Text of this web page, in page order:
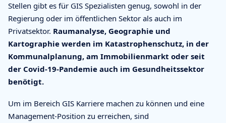
Stellen gibt es für GIS Spezialisten genug, sowohl in der
Regierung oder im öffentlichen Sektor als auch im
Privatsektor. Raumanalyse, Geographie und
Kartographie werden im Katastrophenschutz, in der
Kommunalplanung, am Immobilienmarkt oder seit
der Covid-19-Pandemie auch im Gesundheitssektor
benötigt.
Um im Bereich GIS Karriere machen zu können und eine
Management-Position zu erreichen, sind